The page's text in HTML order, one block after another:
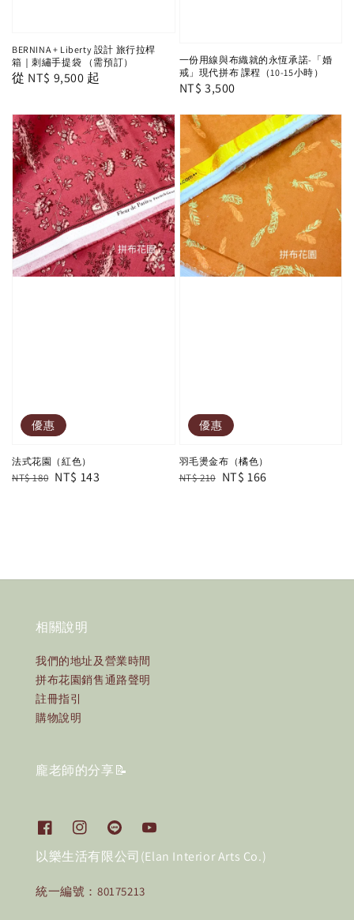
BERNINA + Liberty 設計 旅行拉桿
箱｜刺繡手提袋 （需預訂）
Regular
從 NT$ 9,500 起
一份用線與布織就的永恆承諾-「婚
戒」現代拼布 課程（10-15小時）
Regular
NT$ 3,500
優惠
法式花園（紅色）
Regular
NT$ 180 Sale
NT$ 143
優惠
羽毛燙金布（橘色）
Regular
NT$ 210 Sale
NT$ 166
相關說明
我們的地址及營業時間
拼布花園銷售通路聲明
註冊指引
購物說明
龐老師的分享📝
以樂生活有限公司(Elan Interior Arts Co.)
統一編號：80175213